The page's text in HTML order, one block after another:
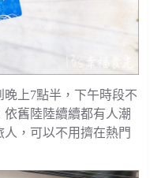
晚上7點半，下午時段不
舊陸陸續續都有人潮
，可以不用擠在熱門